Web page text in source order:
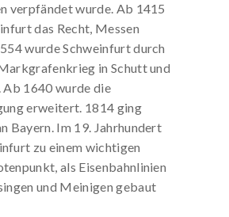
verpfändet wurde. Ab 1415
das Recht, Messen
wurde Schweinfurt durch
in Schutt und
Ab 1640 wurde die
erweitert. 1814 ging
Bayern. Im 19. Jahrhundert
zu einem wichtigen
als Eisenbahnlinien
und Meinigen gebaut